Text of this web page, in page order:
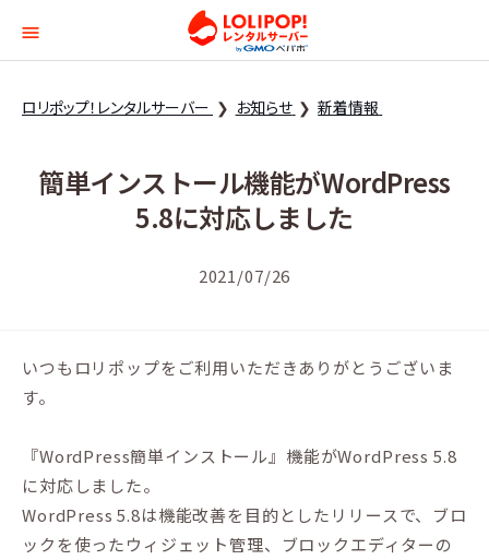
ロリポップ！レンタル
ロリポップ！レンタルサーバー お知らせ 新着情報
簡単インストール機能がWordPress
5.8に対応しました
2021/07/26
いつもロリポップをご利用いただきありがとうございま
す。
『WordPress簡単インストール』機能がWordPress 5.8
に対応しました。
WordPress 5.8は機能改善を目的としたリリースで、ブロ
ックを使ったウィジェット管理、ブロックエディターの